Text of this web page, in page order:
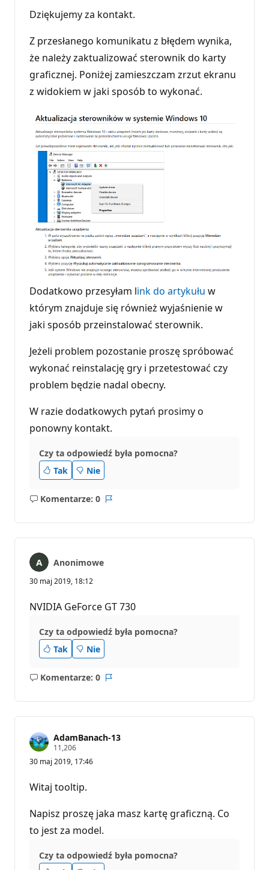
Dziękujemy za kontakt.
Z przesłanego komunikatu z błędem wynika,
że należy zaktualizować sterownik do karty
graficznej. Poniżej zamieszczam zrzut ekranu
z widokiem w jaki sposób to wykonać.
Dodatkowo przesyłam link do artykułu w
którym znajduje się również wyjaśnienie w
jaki sposób przeinstalować sterownik.
Jeżeli problem pozostanie proszę spróbować
wykonać reinstalację gry i przetestować czy
problem będzie nadal obecny.
W razie dodatkowych pytań prosimy o
ponowny kontakt.
Czy ta odpowiedź była pomocna?
Tak
Nie
Komentarze: 0
Brak
Raport
Anonimowe
30 maj 2019, 18:12
NVIDIA GeForce GT 730
Czy ta odpowiedź była pomocna?
Tak
Nie
Komentarze: 0
Brak
Raport
AdamBanach-13
11,206P
n
t
y
e
p
u
t
c
j
30 maj 2019, 17:46
Witaj tooltip.
Napisz proszę jaka masz kartę graficzną. Co
to jest za model.
Czy ta odpowiedź była pomocna?